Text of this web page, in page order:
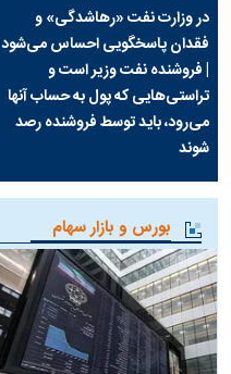
در وزارت نفت «رهاشدگی» و
فقدان پاسخگویی احساس می‌شود
| فروشنده نفت وزیر است و
تراستی‌هایی که پول به حساب آنها
می‌رود، باید توسط فروشنده رصد
شوند
بورس و بازار سهام